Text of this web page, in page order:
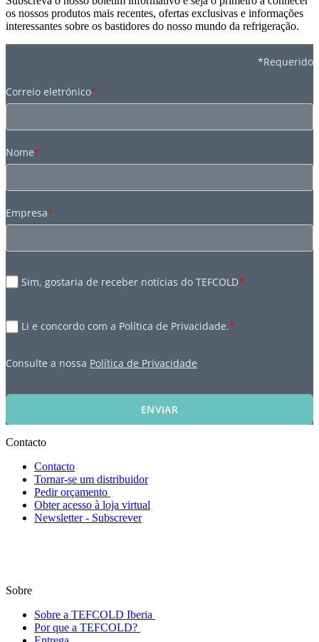
os nossos produtos mais recentes, ofertas exclusivas e informações
interessantes sobre os bastidores do nosso mundo da refrigeração.
*Requerido
Correio eletrónico*
Nome*
Empresa*
Sim, gostaria de receber notícias do TEFCOLD*
Li e concordo com a Política de Privacidade.*
Consulte a nossa Política de Privacidade
ENVIAR
Contacto
Contacto
Tornar-se um distribuidor
Pedir orçamento
Obter acesso à loja virtual
Newsletter - Subscrever
Sobre
Sobre a TEFCOLD Iberia
Por que a TEFCOLD?